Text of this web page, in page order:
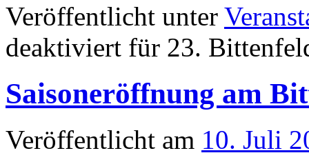
Veröffentlicht unter
deaktiviert für 23.
Saisoneröffnung am
Veröffentlicht am 10. Juli